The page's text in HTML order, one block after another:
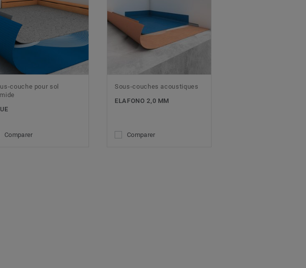
couche pour sol
Comparer
Sous-couches acoustiques
ELAFONO 2,0 MM
Comparer